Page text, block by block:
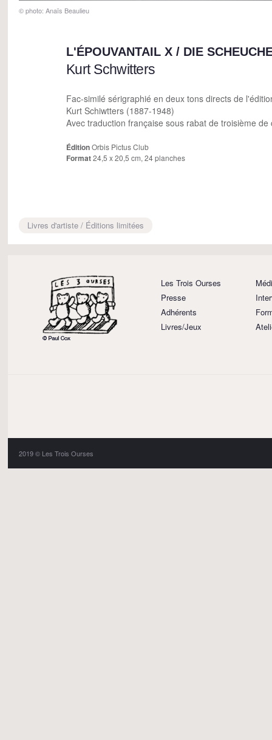
© photo: Anaïs Beaulieu
L'ÉPOUVANTAIL X / DIE
Kurt Schwitters
Fac-similé sérigraphié en deux tons directs de
Kurt Schiwtters (1887-1948)
Avec traduction française sous rabat de troisième de
ÉditionOrbis Pictus Club
Format24,5 x 20,5 cm, 24 planches
Livres d'artiste / Éditions limitées
Les Trois Ourses
Presse
Adhérents
Livres/Jeux
2019 © Les Trois Ourses